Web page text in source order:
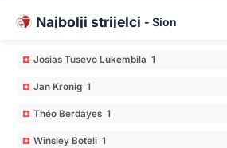
Najbolji strijelci - Sion
Josias Tusevo Lukembila 1
Jan Kronig 1
Théo Berdayes 1
Winsley Boteli 1